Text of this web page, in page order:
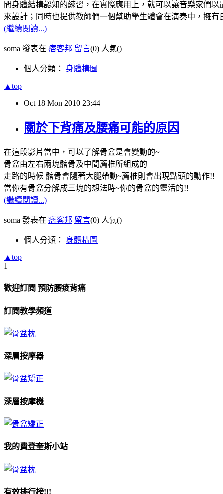
間身體結構認知的練習，在實際應用上，就可以讓音樂家們
來設計；同時也提供教師們一個幫助學生體會在演奏中，擁有
(繼續閱讀...)
soma 發表在 痞客邦 留言(0) 人氣()
個人分類： 身體構圖
▲top
Oct 18 Mon 2010 23:44
關於下背痛及腰痛可能的原因
在這段影片當中，可以了解骨盆是會變動的~
骨盆由左右兩塊髂骨及中間薦椎所組成的
走路的時候 髂骨會隨著大腿帶動~薦椎則會出現點頭的動作!!
當你有骨盆分解成三塊的想法時~你的骨盆的靈活的!!
(繼續閱讀...)
soma 發表在 痞客邦 留言(0) 人氣()
個人分類： 身體構圖
▲top
1
歡迎訂閱 預防腰痠背痛
訂閱教學頻道
深層按摩器
深層按摩機
我的費登奎斯小站
有效排行榜!!!